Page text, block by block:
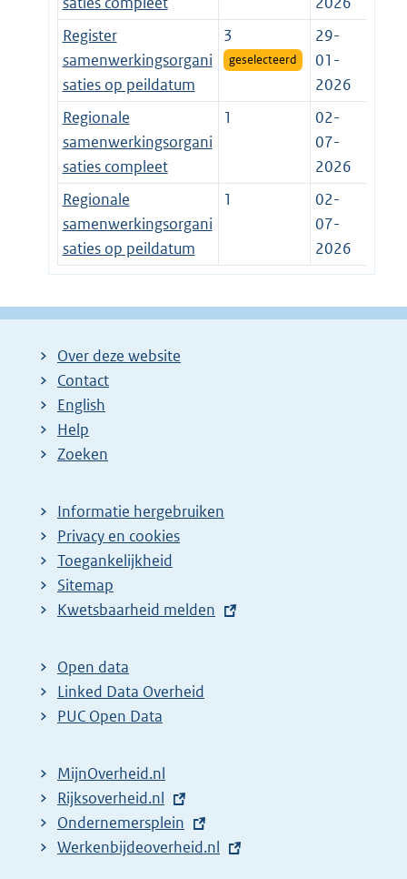
Register
samenwerkingsorgani
saties op peildatum
3
geselecteerd
29-
01-
2026
Regionale
samenwerkingsorgani
saties compleet
1
02-
07-
2026
Regionale
samenwerkingsorgani
saties op peildatum
1
02-
07-
2026
Over deze website
Contact
English
Help
Zoeken
Informatie hergebruiken
Privacy en cookies
Toegankelijkheid
Sitemap
E
t
e
r
l
i
n
k
Kwetsbaarheid melden
Open data
Linked Data Overheid
PUC Open Data
MijnOverheid.nl
E
x
t
Rijksoverheid.nl
E
x
Ondernemersplein
E
Werkenbijdeoverheid.nl